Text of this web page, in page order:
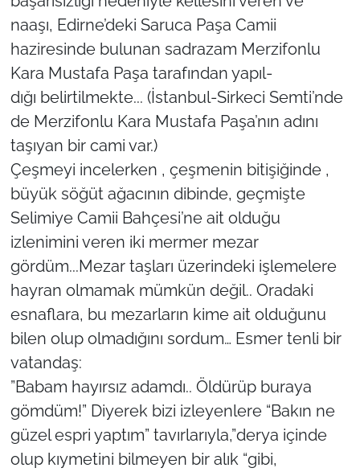
naaşı, Edirne’deki Saruca Paşa Camii
haziresinde bulunan sadrazam Merzifonlu
Kara Mustafa Paşa tarafından yapıl-
dığı belirtilmekte... (İstanbul-Sirkeci Semti’nde
de Merzifonlu Kara Mustafa Paşa’nın adını
taşıyan bir cami var.)
Çeşmeyi incelerken , çeşmenin bitişiğinde ,
büyük söğüt ağacının dibinde, geçmişte
Selimiye Camii Bahçesi’ne ait olduğu
izlenimini veren iki mermer mezar
gördüm...Mezar taşları üzerindeki işlemelere
hayran olmamak mümkün değil.. Oradaki
esnaflara, bu mezarların kime ait olduğunu
bilen olup olmadığını sordum… Esmer tenli bir
vatandaş:
”Babam hayırsız adamdı.. Öldürüp buraya
gömdüm!” Diyerek bizi izleyenlere “Bakın ne
güzel espri yaptım” tavırlarıyla,”derya içinde
olup kıymetini bilmeyen bir alık “gibi,